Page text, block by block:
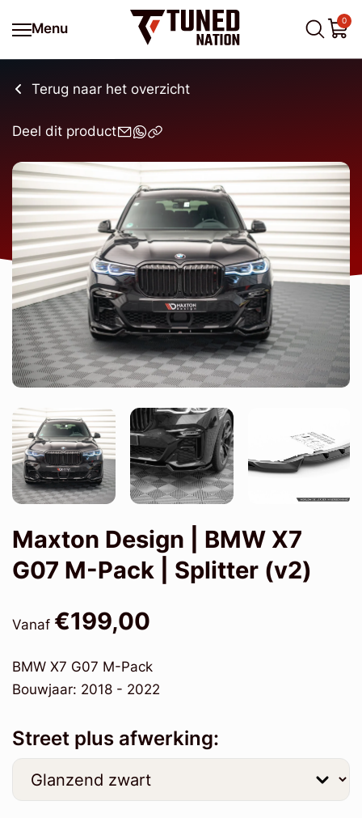
Menu
0
Terug naar het overzicht
Deel dit product
Maxton Design | BMW X7
G07 M-Pack | Splitter (v2)
Vanaf €199,00
BMW X7 G07 M-Pack
Bouwjaar: 2018 - 2022
Street plus afwerking: